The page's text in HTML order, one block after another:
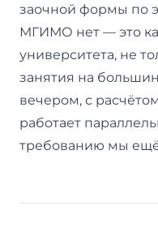
заочной формы по
МГИМО нет — это
университета, не
занятия на
вечером, с
работает
требованию мы